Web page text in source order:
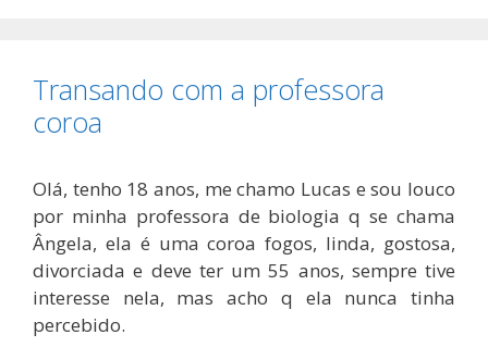
Transando com a professora
coroa
Olá, tenho 18 anos, me chamo Lucas e sou louco
por minha professora de biologia q se chama
Ângela, ela é uma coroa fogos, linda, gostosa,
divorciada e deve ter um 55 anos, sempre tive
interesse nela, mas acho q ela nunca tinha
percebido.